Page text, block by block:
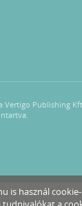
Vertigo Publishing Kft.
is használ